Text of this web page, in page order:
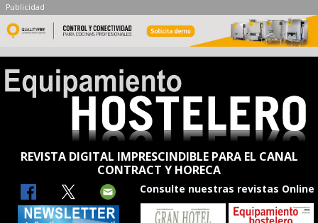
Publicidad
REVISTA DIGITAL IMPRESCINDIBLE PARA EL CANAL
CONTRACT Y HORECA
Consulte nuestras revistas Online